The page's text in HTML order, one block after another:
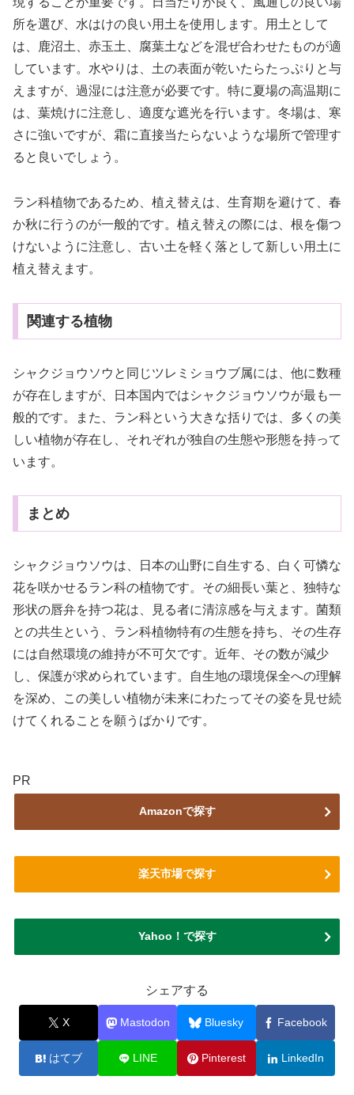
所を選び、水はけの良い用土を使用します。用土として
は、鹿沼土、赤玉土、腐葉土などを混ぜ合わせたものが適
しています。水やりは、土の表面が乾いたらたっぷりと与
えますが、過湿には注意が必要です。特に夏場の高温期に
は、葉焼けに注意し、適度な遮光を行います。冬場は、寒
さに強いですが、霜に直接当たらないような場所で管理す
ると良いでしょう。
ラン科植物であるため、植え替えは、生育期を避けて、春
か秋に行うのが一般的です。植え替えの際には、根を傷つ
けないように注意し、古い土を軽く落として新しい用土に
植え替えます。
関連する植物
シャクジョウソウと同じツレミショウブ属には、他に数種
が存在しますが、日本国内ではシャクジョウソウが最も一
般的です。また、ラン科という大きな括りでは、多くの美
しい植物が存在し、それぞれが独自の生態や形態を持って
います。
まとめ
シャクジョウソウは、日本の山野に自生する、白く可憐な
花を咲かせるラン科の植物です。その細長い葉と、独特な
形状の唇弁を持つ花は、見る者に清涼感を与えます。菌類
との共生という、ラン科植物特有の生態を持ち、その生存
には自然環境の維持が不可欠です。近年、その数が減少
し、保護が求められています。自生地の環境保全への理解
を深め、この美しい植物が未来にわたってその姿を見せ続
けてくれることを願うばかりです。
PR
Amazonで探す
楽天市場で探す
Yahoo！で探す
シェアする
X Mastodon Bluesky Facebook
はてブ LINE Pinterest LinkedIn